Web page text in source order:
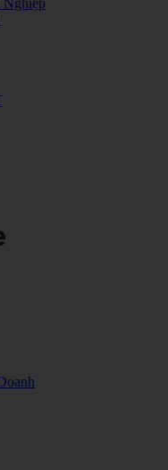
Nghiệp